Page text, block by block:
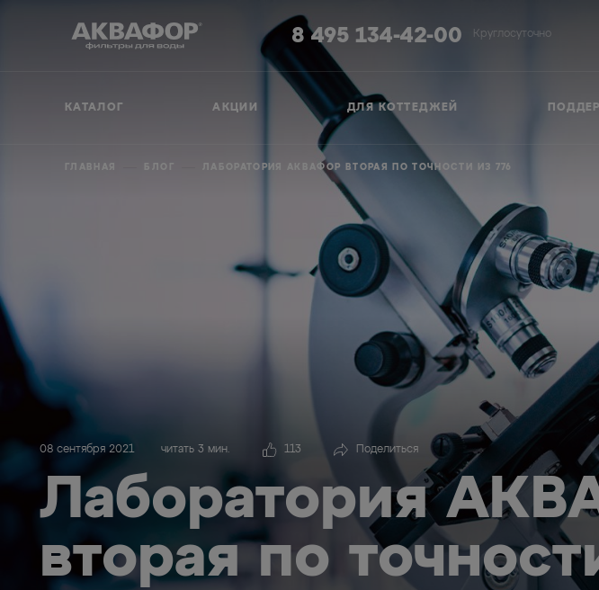
8 495 134-42-00 Круглосуточно
КАТАЛОГ АКЦИИ ДЛЯ КОТТЕДЖЕЙ
ГЛАВНАЯ БЛОГ ЛАБОРАТОРИЯ АКВАФОР ВТОРАЯ ПО ТОЧНОСТИ ИЗ 776
08 сентября 2021 читать 3 мин. 113 Поделиться
Лаборатория
вторая по